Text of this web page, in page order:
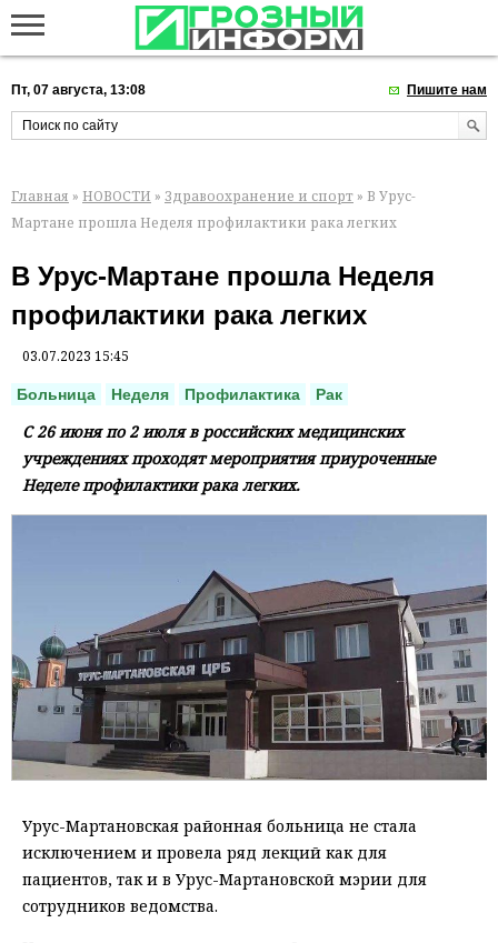
Пт, 07 августа, 13:08 Пишите нам
Главная » НОВОСТИ » Здравоохранение и спорт » В Урус-
Мартане прошла Неделя профилактики рака легких
В Урус-Мартане прошла Неделя
профилактики рака легких
03.07.2023 15:45
Больница Неделя Профилактика Рак
С 26 июня по 2 июля в российских медицинских
учреждениях проходят мероприятия приуроченные
Неделе профилактики рака легких.
Урус-Мартановская районная больница не стала
исключением и провела ряд лекций как для
пациентов, так и в Урус-Мартановской мэрии для
сотрудников ведомства.